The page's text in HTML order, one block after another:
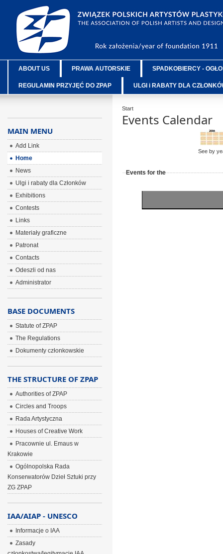
ABOUT US PRAWA AUTORSKIE SPADKOBIERCY -
REGULAMIN PRZYJĘĆ DO ZPAP ULGI i RABATY DLA
Start
Events Calendar
See by
Events for the
MAIN MENU
Add Link
Home
News
Ulgi i rabaty dla Członków
Exhibitions
Contests
Links
Materiały graficzne
Patronat
Contacts
Odeszli od nas
Administrator
BASE DOCUMENTS
Statute of ZPAP
The Regulations
Dokumenty członkowskie
THE STRUCTURE OF ZPAP
Authorities of ZPAP
Circles and Troops
Rada Artystyczna
Houses of Creative Work
Pracownie ul. Emaus w
Krakowie
Ogólnopolska Rada
Konserwatorów Dzieł Sztuki przy
ZG ZPAP
IAA/AIAP - UNESCO
Informacje o IAA
Zasady